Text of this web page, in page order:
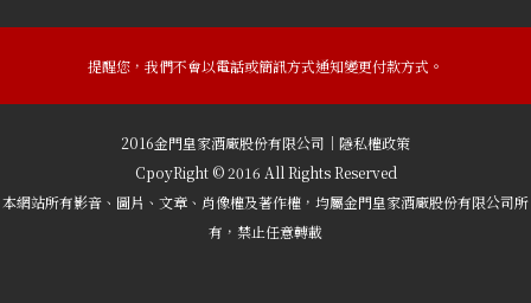
提醒您，我們不會以電話或簡訊方式通知變更付款方式。
2016金門皇家酒廠股份有限公司｜隱私權政策
CpoyRight © 2016 All Rights Reserved
本網站所有影音、圖片、文章、肖像權及著作權，均屬金門皇家酒廠股份有限公司所
有，禁止任意轉載